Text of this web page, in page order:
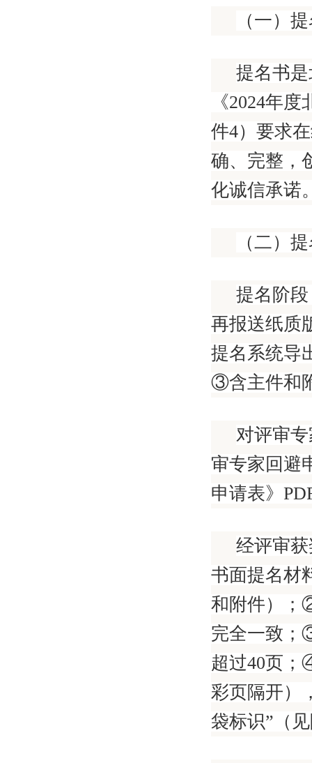
（一）
提名书
《2024年
件4）要求
确、完整，
化诚信承诺
（二）
提名阶
再报送纸质
提名系统导
③含主件和
对评审
审专家回避
申请表》
经评审
书面提名材
和附件）；
完全一致；
超过40页；
彩页隔开）
袋标识”（